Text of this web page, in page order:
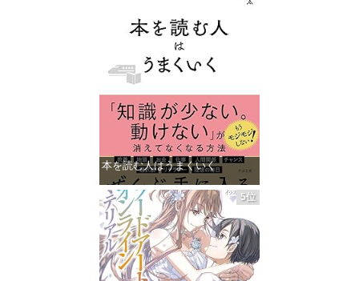
本を読む人はうまくいく
価格：¥1,485
5位